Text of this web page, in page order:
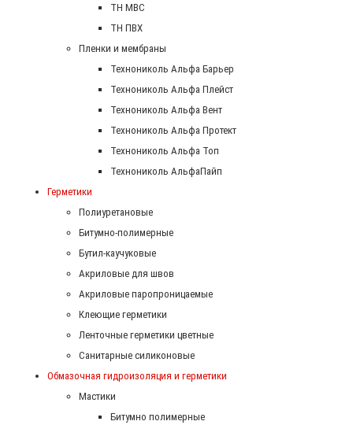
ТН МВС
ТН ПВХ
Пленки и мембраны
Технониколь Альфа Барьер
Технониколь Альфа Плейст
Технониколь Альфа Вент
Технониколь Альфа Протект
Технониколь Альфа Топ
Технониколь АльфаПайп
Герметики
Полиуретановые
Битумно-полимерные
Бутил-каучуковые
Акриловые для швов
Акриловые паропроницаемые
Клеющие герметики
Ленточные герметики цветные
Санитарные силиконовые
Обмазочная гидроизоляция и герметики
Мастики
Битумно полимерные